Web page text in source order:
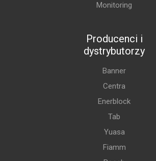
Monitoring
Producenci i
dystrybutorzy
Banner
Centra
Enerblock
Tab
Yuasa
Fiamm